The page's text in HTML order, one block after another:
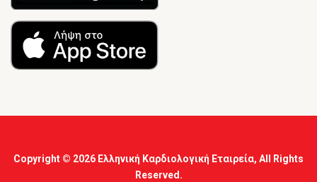
Copyright © 2026 Ελληνική Καρδιολογική Εταιρεία, All Rights
Reserved.